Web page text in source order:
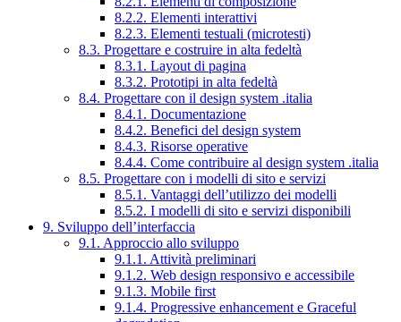
8.2.2. Elementi interattivi
8.2.3. Elementi testuali (microtesti)
8.3. Progettare e costruire in alta fedeltà
8.3.1. Layout di pagina
8.3.2. Prototipi in alta fedeltà
8.4. Progettare con il design system .italia
8.4.1. Documentazione
8.4.2. Benefici del design system
8.4.3. Risorse operative
8.4.4. Come contribuire al design system .italia
8.5. Progettare con i modelli di sito e servizi
8.5.1. Vantaggi dell’utilizzo dei modelli
8.5.2. I modelli di sito e servizi disponibili
9. Sviluppo dell’interfaccia
9.1. Approccio allo sviluppo
9.1.1. Attività preliminari
9.1.2. Web design responsivo e accessibile
9.1.3. Mobile first
9.1.4. Progressive enhancement e Graceful